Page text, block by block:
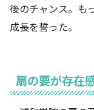
後のチャンス。も
成長を誓った。
扇の要が存